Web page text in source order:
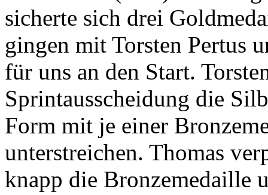
sicherte sich drei
gingen mit Torsten Pertus
für uns an den Start.
Sprintausscheidung die
Form mit je einer
unterstreichen. Thomas
knapp die Bronzemedaille